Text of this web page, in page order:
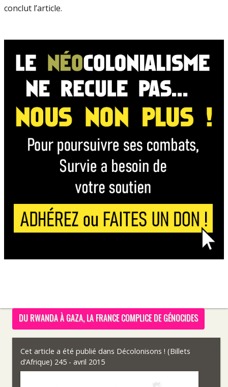
conclut l’article.
DU RWANDA À GAZA, LA FRANCE COMPLICE DE GÉNOCIDES
Cet article a été publié dans Décolonisons ! (Billets
d’Afrique) 245 - avril 2015